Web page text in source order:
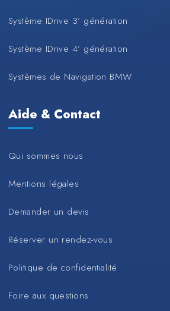
Système IDrive 3’ génération
Système IDrive 4’ génération
Systèmes de Navigation BMW
Aide & Contact
Qui sommes nous
Mentions légales
Demander un devis
Réserver un rendez-vous
Politique de confidentialité
Foire aux questions